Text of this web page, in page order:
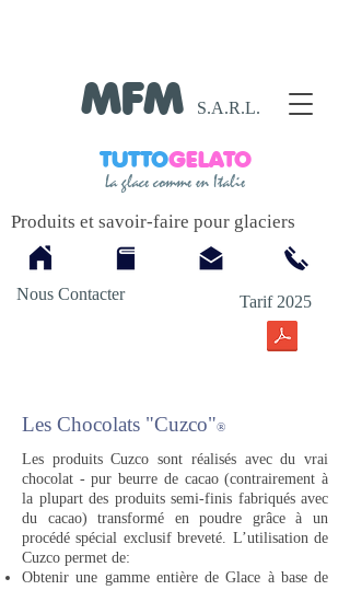
MFM S.A.R.L.
TUTTOGELATO
La glace comme en Italie
Produits et savoir-faire pour glaciers
Nous Contacter Tarif 2025
Les Chocolats "Cuzco"®
​Les produits Cuzco sont réalisés avec du vrai
chocolat - pur beurre de cacao (contrairement à
la plupart des produits semi-finis fabriqués avec
du cacao) transformé en poudre grâce à un
procédé spécial exclusif breveté. L’utilisation de
Cuzco permet de:
Obtenir une gamme entière de Glace à base de